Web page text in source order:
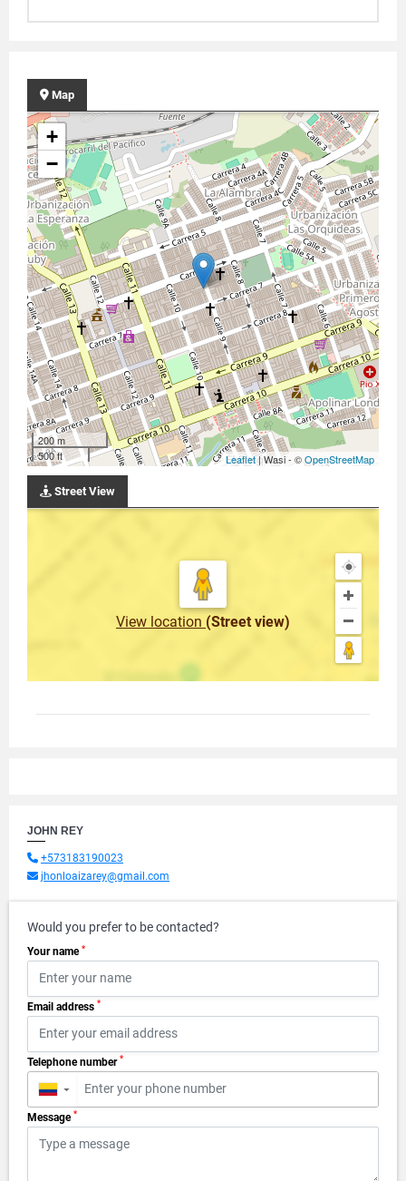
Map
+
−
200 m
500 ft
Leaflet| Wasi - ©OpenStreetMap
Street View
View location (Street view)
JOHN REY
+573183190023
jhonloaizarey@gmail.com
Would you prefer to be contacted?
Your name *
Email address *
Telephone number *
▼
Message *